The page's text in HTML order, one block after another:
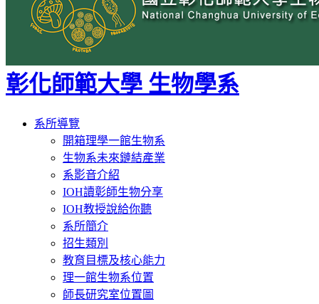
彰化師範大學 生物學系
Toggle
navigation
系所導覽
開箱理學一館生物系
生物系未來鏈結產業
系影音介紹
IOH讀彰師生物分享
IOH教授說給你聽
系所簡介
招生類別
教育目標及核心能力
理一館生物系位置
師長研究室位置圖